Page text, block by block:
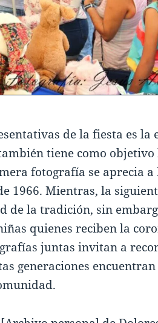
de la fiesta es la
tiene como objetivo
fotografía se aprecia a
1966. Mientras, la
de la tradición, sin
quienes reciben la
juntas invitan a
generaciones